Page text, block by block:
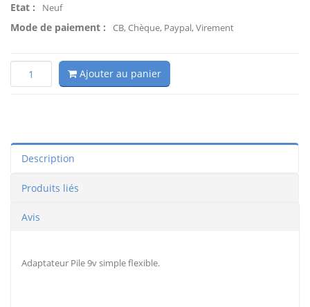
Etat : Neuf
Mode de paiement : CB, Chèque, Paypal, Virement
Ajouter au panier
Description
Produits liés
Avis
Adaptateur Pile 9v simple flexible.